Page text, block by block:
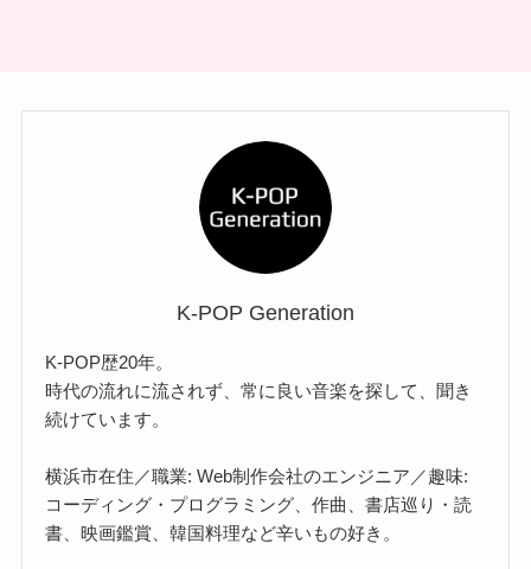
K-POP Generation
K-POP歴20年。
時代の流れに流されず、常に良い音楽を探して、聞き
続けています。
横浜市在住／職業: Web制作会社のエンジニア／趣味:
コーディング・プログラミング、作曲、書店巡り・読
書、映画鑑賞、韓国料理など辛いもの好き。